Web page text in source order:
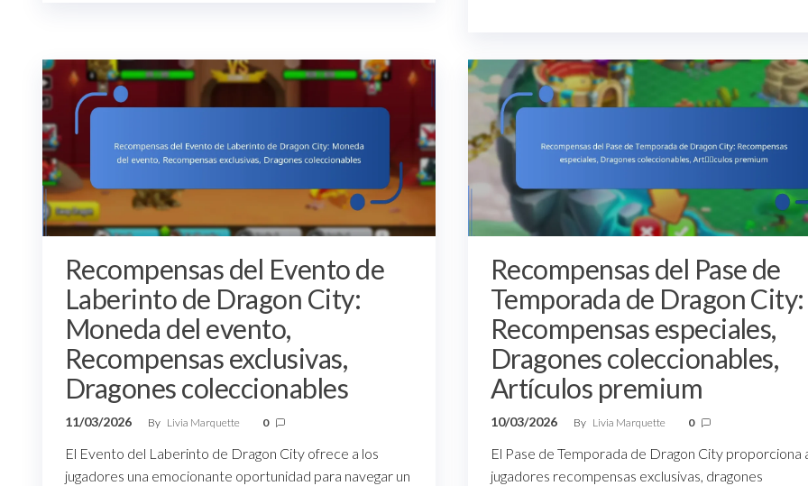
Recompensas del Evento de
Laberinto de Dragon City:
Moneda del evento,
Recompensas exclusivas,
Dragones coleccionables
11/03/2026 By Livia Marquette 0
El Evento del Laberinto de Dragon City ofrece a los
jugadores una emocionante oportunidad para navegar un
Recompensas del Pase de
Temporada de Dragon City:
Recompensas especiales,
Dragones coleccionables,
Artículos premium
10/03/2026 By Livia Marquette 0
El Pase de Temporada de Dragon City proporciona
jugadores recompensas exclusivas, dragones